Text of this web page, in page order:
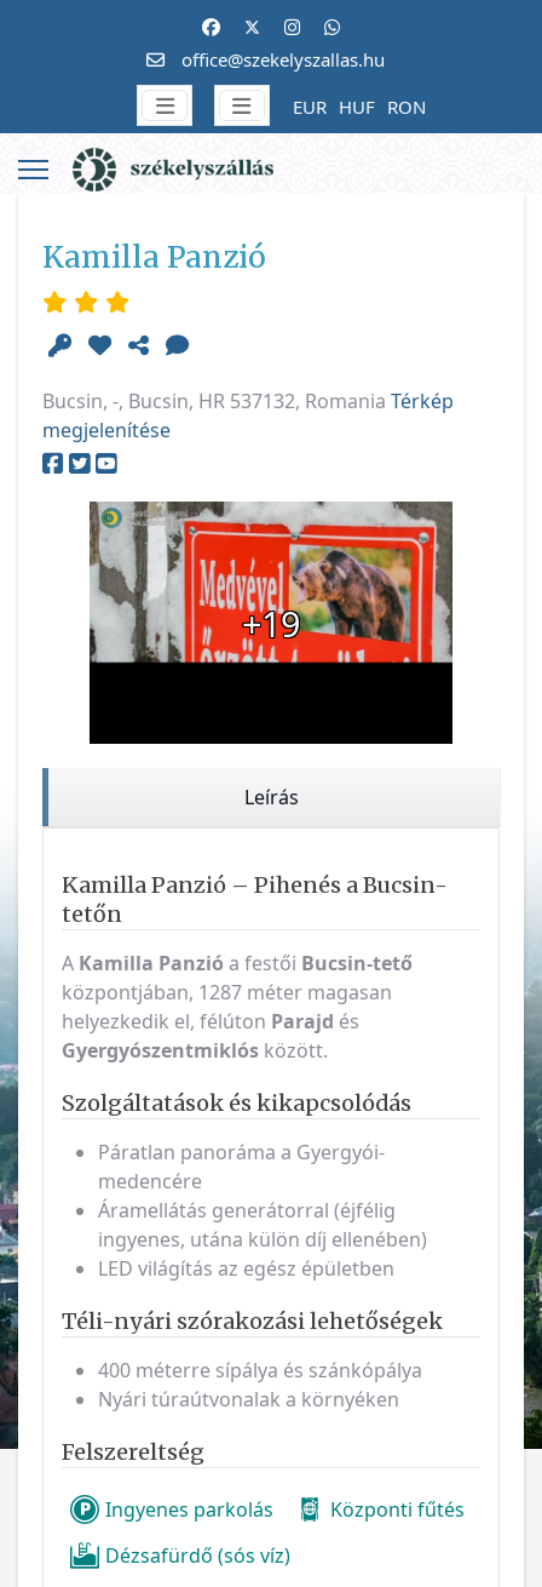
office@szekelyszallas.hu
EUR HUF RON
Kamilla Panzió
Bucsin, -, Bucsin, HR 537132, Romania Térkép
megjelenítése
+19
Leírás
Kamilla Panzió – Pihenés a Bucsin-
tetőn
A Kamilla Panzió a festői Bucsin-tető
központjában, 1287 méter magasan
helyezkedik el, félúton Parajd és
Gyergyószentmiklós között.
Szolgáltatások és kikapcsolódás
Páratlan panoráma a Gyergyói-
medencére
Áramellátás generátorral (éjfélig
ingyenes, utána külön díj ellenében)
LED világítás az egész épületben
Téli-nyári szórakozási lehetőségek
400 méterre sípálya és szánkópálya
Nyári túraútvonalak a környéken
Felszereltség
Ingyenes parkolás
Központi fűtés
Dézsafürdő (sós víz)